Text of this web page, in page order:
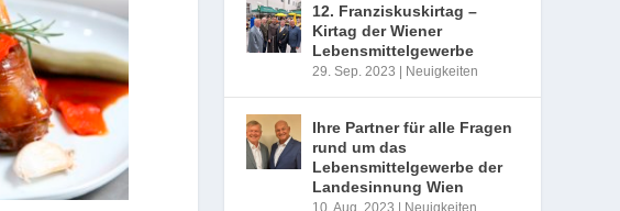
12. Franziskuskirtag –
Kirtag der Wiener
Lebensmittelgewerbe
29. Sep. 2023 Neuigkeiten
Ihre Partner für alle Fragen
rund um das
Lebensmittelgewerbe der
Landesinnung Wien
10. Aug. 2023 Neuigkeiten